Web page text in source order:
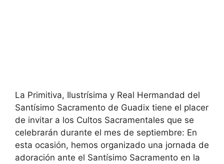
La Primitiva, Ilustrísima y Real Hermandad del
Santísimo Sacramento de Guadix tiene el placer
de invitar a los Cultos Sacramentales que se
celebrarán durante el mes de septiembre: En
esta ocasión, hemos organizado una jornada de
adoración ante el Santísimo Sacramento en la